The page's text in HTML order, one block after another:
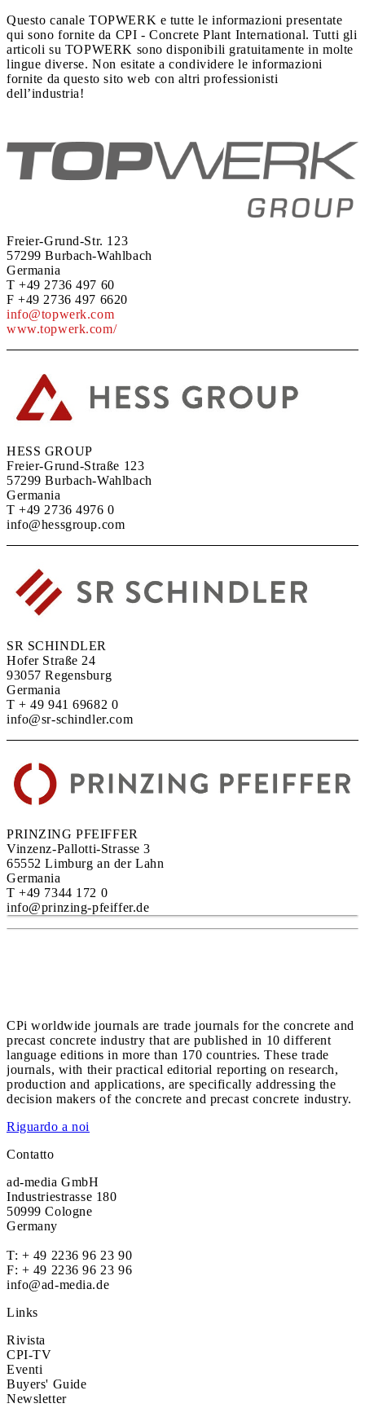
Questo canale TOPWERK e tutte le informazioni presentate
qui sono fornite da CPI - Concrete Plant International. Tutti gli
articoli su TOPWERK sono disponibili gratuitamente in molte
lingue diverse. Non esitate a condividere le informazioni
fornite da questo sito web con altri professionisti
dell’industria!
Freier-Grund-Str. 123
57299 Burbach-Wahlbach
Germania
T +49 2736 497 60
F +49 2736 497 6620
info@topwerk.com
www.topwerk.com/
HESS GROUP
Freier-Grund-Straße 123
57299 Burbach-Wahlbach
Germania
T +49 2736 4976 0
info@hessgroup.com
SR SCHINDLER
Hofer Straße 24
93057 Regensburg
Germania
T + 49 941 69682 0
info@sr-schindler.com
PRINZING PFEIFFER
Vinzenz-Pallotti-Strasse 3
65552 Limburg an der Lahn
Germania
T +49 7344 172 0
info@prinzing-pfeiffer.de
CPi worldwide journals are trade journals for the concrete and
precast concrete industry that are published in 10 different
language editions in more than 170 countries. These trade
journals, with their practical editorial reporting on research,
production and applications, are specifically addressing the
decision makers of the concrete and precast concrete industry.
Riguardo a noi
Contatto
ad-media GmbH
Industriestrasse 180
50999 Cologne
Germany
T: + 49 2236 96 23 90
F: + 49 2236 96 23 96
info@ad-media.de
Links
Rivista
CPI-TV
Eventi
Buyers' Guide
Newsletter